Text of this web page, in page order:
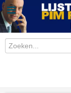
Zoeken...